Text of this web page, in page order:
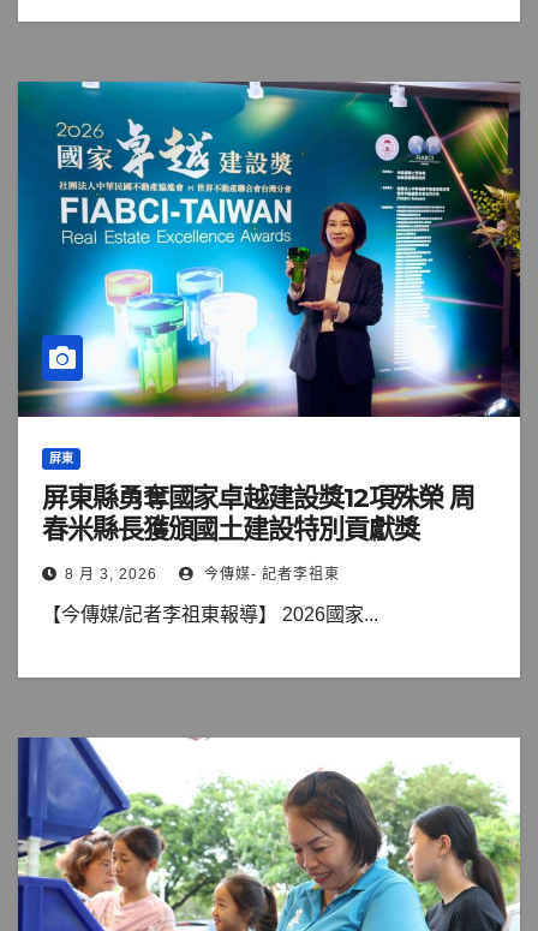
屏東
屏東縣勇奪國家卓越建設獎12項殊榮 周
春米縣長獲頒國土建設特別貢獻獎
8 月 3, 2026 今傳媒- 記者李祖東
【今傳媒/記者李祖東報導】 2026國家...